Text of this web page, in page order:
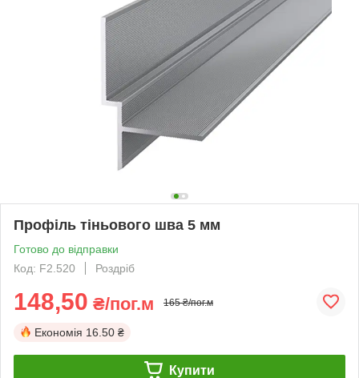
Профіль тіньового шва 5 мм
Готово до відправки
Код: F2.520
Роздріб
148,50 ₴/пог.м 165 ₴/пог.м
Економія 16.50 ₴
Купити